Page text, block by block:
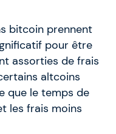
bitcoin prennent
pour être
assorties de frais
altcoins
que le temps de
les frais moins